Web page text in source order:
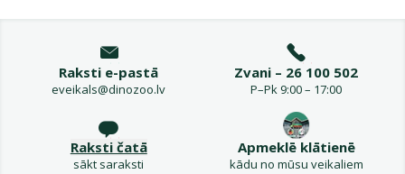
Raksti e-pastā
eveikals@dinozoo.lv
Zvani – 26 100 502
P–Pk 9:00 – 17:00
Raksti čatā
sākt saraksti
Apmeklē klātienē
kādu no mūsu veikaliem